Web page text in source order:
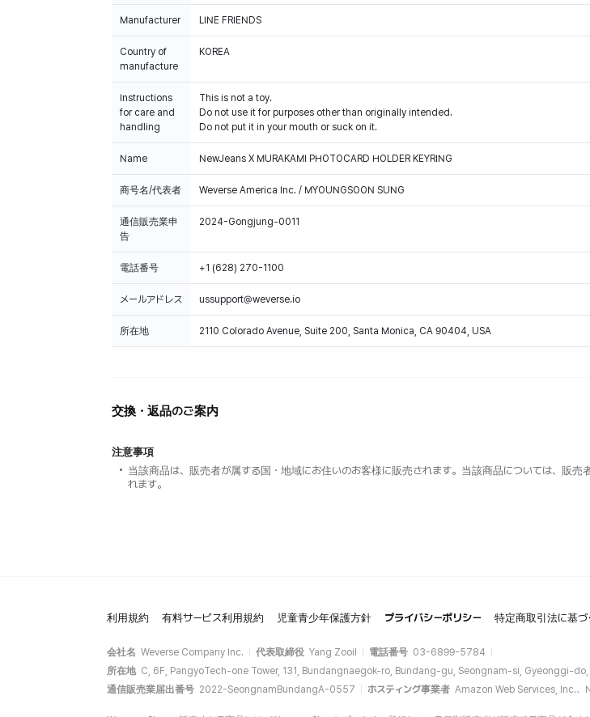
Manufacturer LINE FRIENDS
Country of
manufacture
KOREA
Instructions
for care and
handling
This is not a toy.
Do not use it for purposes other than originally intended.
Do not put it in your mouth or suck on it.
Name NewJeans X MURAKAMI PHOTOCARD HOLDER KEYRING
商号名/代表者 Weverse America Inc. / MYOUNGSOON SUNG
通信販売業申
告
2024-Gongjung-0011
電話番号 +1 (628) 270-1100
メールアドレス ussupport@weverse.io
所在地 2110 Colorado Avenue, Suite 200, Santa Monica, CA 90404, USA
交換・返品のご案内
注意事項
当該商品は、販売者が属する国・地域にお住いのお客様に販売されます。当該商品については、販
れます。
利用規約 有料サービス利用規約 児童青少年保護方針 プライバシーポリシー 特定商取引法に基づ
会社名 Weverse Company Inc. 代表取締役 Yang Zooil 電話番号 03-6899-5784
所在地 C, 6F, PangyoTech-one Tower, 131, Bundangnaegok-ro, Bundang-gu, Seongnam-si, Gyeonggi-do,
通信販売業届出番号 2022-SeongnamBundangA-0557 ホスティング事業者 Amazon Web Services, Inc.、